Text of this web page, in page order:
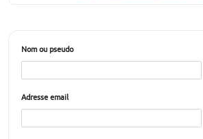
Nom ou pseudo
Adresse email